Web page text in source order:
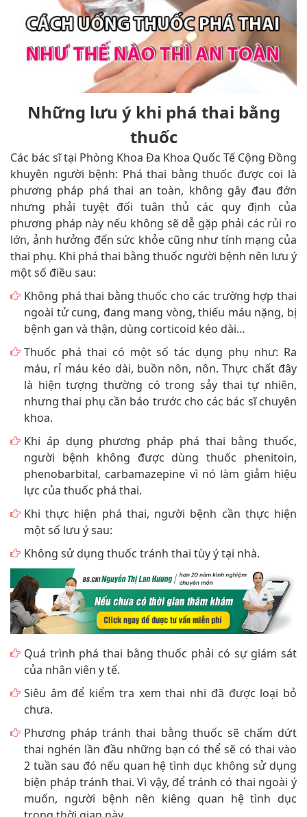
Những lưu ý khi phá thai bằng
thuốc
Các bác sĩ tại Phòng Khoa Đa Khoa Quốc Tế Cộng Đồng
khuyên người bệnh: Phá thai bằng thuốc được coi là
phương pháp phá thai an toàn, không gây đau đớn
nhưng phải tuyệt đối tuân thủ các quy định của
phương pháp này nếu không sẽ dễ gặp phải các rủi ro
lớn, ảnh hưởng đến sức khỏe cũng như tính mạng của
thai phụ. Khi phá thai bằng thuốc người bệnh nên lưu ý
một số điều sau:
Không phá thai bằng thuốc cho các trường hợp thai
ngoài tử cung, đang mang vòng, thiếu máu nặng, bị
bệnh gan và thận, dùng corticoid kéo dài…
Thuốc phá thai có một số tác dụng phụ như: Ra
máu, rỉ máu kéo dài, buồn nôn, nôn. Thực chất đây
là hiện tượng thường có trong sảy thai tự nhiên,
nhưng thai phụ cần báo trước cho các bác sĩ chuyên
khoa.
Khi áp dụng phương pháp phá thai bằng thuốc,
người bệnh không được dùng thuốc phenitoin,
phenobarbital, carbamazepine vì nó làm giảm hiệu
lực của thuốc phá thai.
Khi thực hiện phá thai, người bệnh cần thực hiện
một số lưu ý sau:
Không sử dụng thuốc tránh thai tùy ý tại nhà.
Quá trình phá thai bằng thuốc phải có sự giám sát
của nhân viên y tế.
Siêu âm để kiểm tra xem thai nhi đã được loại bỏ
chưa.
Phương pháp tránh thai bằng thuốc sẽ chấm dứt
thai nghén lần đầu những bạn có thể sẽ có thai vào
2 tuần sau đó nếu quan hệ tình dục không sử dụng
biện pháp tránh thai. Vì vậy, để tránh có thai ngoài ý
muốn, người bệnh nên kiêng quan hệ tình dục